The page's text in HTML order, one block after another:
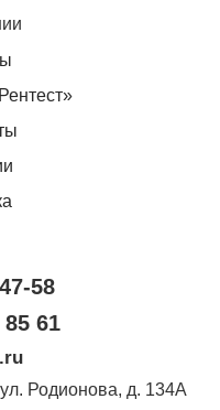
58
61
ул. Родионова, д. 134А